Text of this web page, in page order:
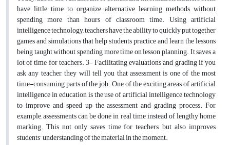
have little time to organize alternative learning methods without
spending more than hours of classroom time. Using artificial
intelligence technology, teachers have the ability to quickly put together
games and simulations that help students practice and learn the lessons
being taught without spending more time on lesson planning. It saves a
lot of time for teachers. 3- Facilitating evaluations and grading if you
ask any teacher, they will tell you that assessment is one of the most
time-consuming parts of the job. One of the exciting areas of artificial
intelligence in education is the use of artificial intelligence technology
to improve and speed up the assessment and grading process. For
example, assessments can be done in real time instead of lengthy home
marking. This not only saves time for teachers, but also improves
students' understanding of the material in the moment.